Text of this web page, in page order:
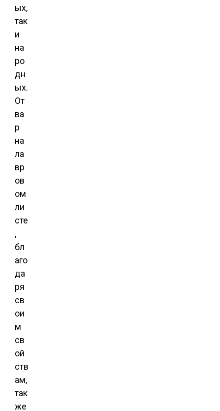
ых,
так
и
на
ро
дн
ых.
От
ва
р
на
ла
вр
ов
ом
ли
сте
,
бл
аго
да
ря
св
ои
м
св
ой
ств
ам,
так
же